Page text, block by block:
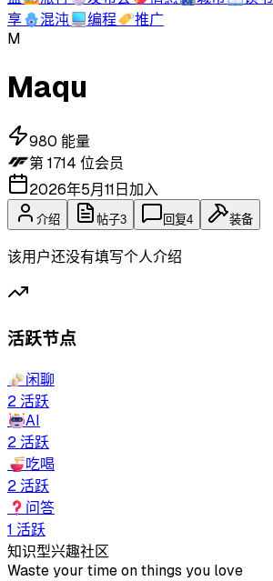
享🪬混沌💻编程🏷️推广
M
Maqu
980 能量
第1714 位会员
2026年5月11日加入
介绍 帖子3 回复4 装备
该用户还没有填写个人介绍
活跃节点
🍻闲聊
2活跃
🤖AI
2活跃
🍜吃喝
2活跃
❓ 问答
1 活跃
知识型兴趣社区
Waste your time on things you love